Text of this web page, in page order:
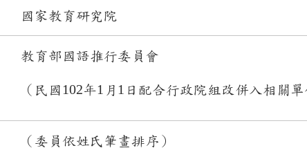
國家教育研究院
教育部國語推行委員會
（民國102年1月1日配合行政院組改併入相關單
（委員依姓氏筆畫排序）